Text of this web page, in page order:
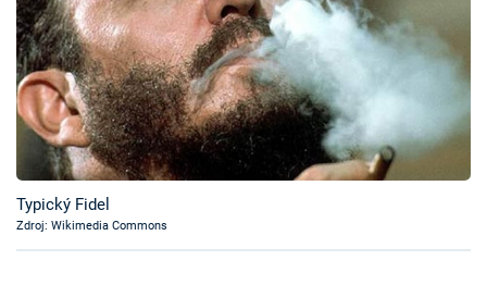
Pořady
TV Program
Časopis
Sledujte prima+
Typický Fidel
Zdroj: Wikimedia Commons